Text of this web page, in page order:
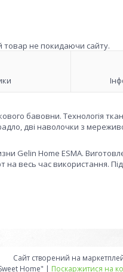
товар не покидаючи сайту.
бавовни. Технологія
дві наволочки з
Gelin Home ESMA.
весь час використання.
Сайт створений на
Интернет-магазин "Sweet Home" | Поскаржитися на